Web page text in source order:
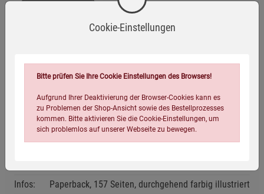
Constanze von Eschbach , ist auf dem Land aufgewachsen.
Kräuter haben sie seit jeher fasziniert: Schon als Kind durfte
und pflegen. Währen...
Eigenschaften
Verlag / Herausgeber:
Kopp Verlag
Infos:
Paperback, 157 Seiten, durchgehend farbig illustriert
Cookie-Einstellungen
Bitte prüfen Sie Ihre Cookie Einstellungen des Browsers!
Aufgrund Ihrer Deaktivierung der Browser-Cookies kann es
zu Problemen der Shop-Ansicht sowie des Bestellprozesses
kommen. Bitte aktivieren Sie die Cookie-Einstellungen, um
sich problemlos auf unserer Webseite zu bewegen.